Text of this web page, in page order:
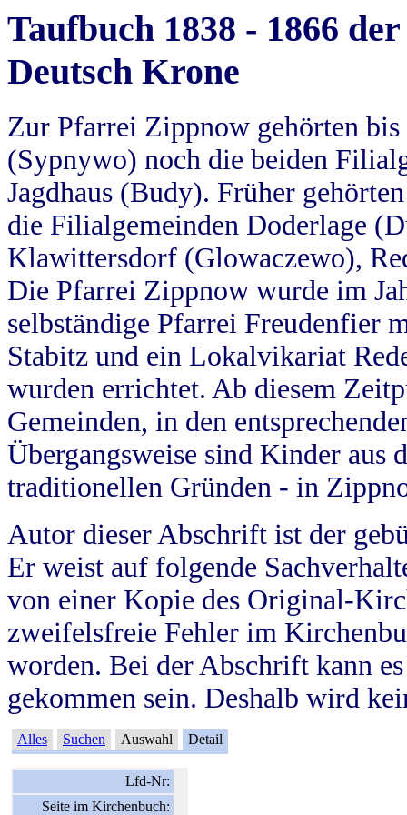
Taufbuch 1838 - 1866
Deutsch Krone
Zur Pfarrei Zippnow gehörten
(Sypnywo) noch die beiden
Jagdhaus (Budy). Früher
die Filialgemeinden Doderlage
Klawittersdorf (Glowaczewo),
Die Pfarrei Zippnow wurde im
selbständige Pfarrei Freudenfier
Stabitz und ein Lokalvikariat
wurden errichtet. Ab diesem
Gemeinden, in den
Übergangsweise sind Kinder aus
traditionellen Gründen - in
Autor dieser Abschrift ist der
Er weist auf folgende
von einer Kopie des Original-
zweifelsfreie Fehler im
worden. Bei der Abschrift kann
gekommen sein. Deshalb wird
Alles Suchen Auswahl Detail
Lfd-Nr:
Seite im Kirchenbuch: